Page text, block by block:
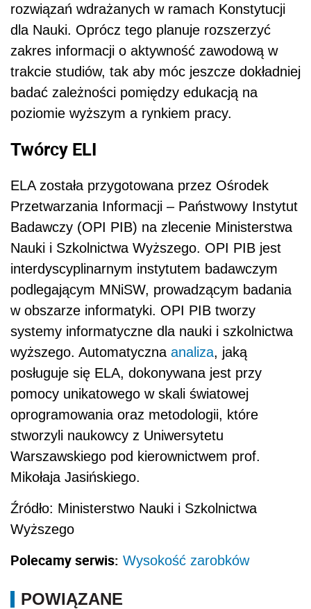
rozwiązań wdrażanych w ramach Konstytucji
dla Nauki. Oprócz tego planuje rozszerzyć
zakres informacji o aktywność zawodową w
trakcie studiów, tak aby móc jeszcze dokładniej
badać zależności pomiędzy edukacją na
poziomie wyższym a rynkiem pracy.
Twórcy ELI
ELA została przygotowana przez Ośrodek
Przetwarzania Informacji – Państwowy Instytut
Badawczy (OPI PIB) na zlecenie Ministerstwa
Nauki i Szkolnictwa Wyższego. OPI PIB jest
interdyscyplinarnym instytutem badawczym
podlegającym MNiSW, prowadzącym badania
w obszarze informatyki. OPI PIB tworzy
systemy informatyczne dla nauki i szkolnictwa
wyższego. Automatyczna analiza, jaką
posługuje się ELA, dokonywana jest przy
pomocy unikatowego w skali światowej
oprogramowania oraz metodologii, które
stworzyli naukowcy z Uniwersytetu
Warszawskiego pod kierownictwem prof.
Mikołaja Jasińskiego.
Źródło: Ministerstwo Nauki i Szkolnictwa
Wyższego
Polecamy serwis: Wysokość zarobków
POWIĄZANE